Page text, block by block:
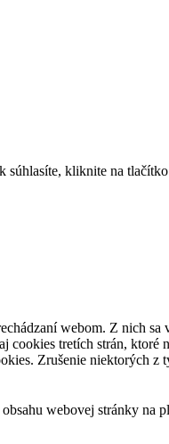
súhlasíte, kliknite na
webom. Z nich
tretích strán,
Zrušenie niektorých
webovej stránky na